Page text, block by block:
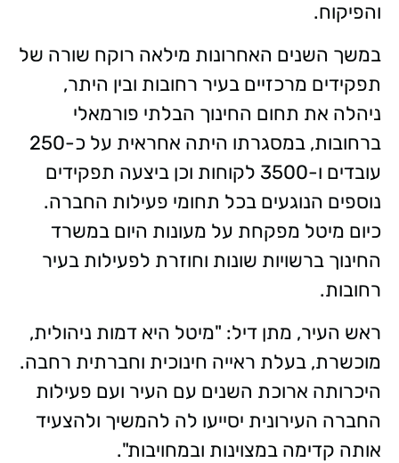
והפיקוח.
במשך השנים האחרונות מילאה רוקח שורה של
תפקידים מרכזיים בעיר רחובות ובין היתר,
ניהלה את תחום החינוך הבלתי פורמאלי
ברחובות, במסגרתו היתה אחראית על כ-250
עובדים ו-3500 לקוחות וכן ביצעה תפקידים
נוספים הנוגעים בכל תחומי פעילות החברה.
כיום מיטל מפקחת על מעונות היום במשרד
החינוך ברשויות שונות וחוזרת לפעילות בעיר
רחובות.
ראש העיר, מתן דיל: "מיטל היא דמות ניהולית,
מוכשרת, בעלת ראייה חינוכית וחברתית רחבה.
היכרותה ארוכת השנים עם העיר ועם פעילות
החברה העירונית יסייעו לה להמשיך ולהצעיד
אותה קדימה במצוינות ובמחויבות".